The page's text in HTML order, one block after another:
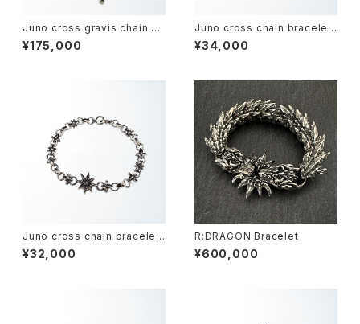
Juno cross gravis chain br
acelet -ジュノークロス・グラヴ
ィスチェーンブレスレット-
¥175,000
Juno cross chain bracelet
(M) -ジュノークロス・チェーン
ブレスレット-
¥34,000
Juno cross chain bracelet
(S) -ジュノークロス・チェーンブ
レスレット-
¥32,000
R:DRAGON Bracelet
¥600,000